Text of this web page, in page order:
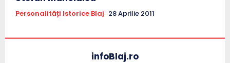
Personalități Istorice Blaj 28 Aprilie 2011
infoBlaj.ro